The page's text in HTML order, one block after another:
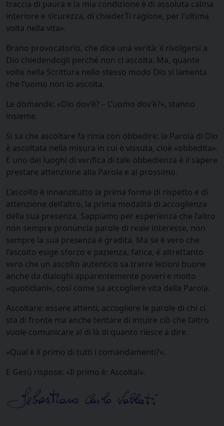
traccia di paura e la mia condizione è di assoluta calma
interiore e sicurezza, di chiederTi ragione, per l’ultima
volta nella vita».
Brano provocatorio, che dice una verità: il rivolgersi a
Dio chiedendogli perché non ci ascolta. Ma, quante
volte nella Scrittura nello stesso modo Dio si lamenta
che l’uomo non lo ascolta.
Le domande: «Dio dov’è? – L’uomo dov’è?», stanno
insieme.
Si sa che ascoltare fa rima con obbedire: la Parola di Dio
è ascoltata nella misura in cui è vissuta, cioè «obbedita».
E uno dei luoghi di verifica di tale obbedienza è il sapere
prestare attenzione alla Parola e al prossimo.
L’ascolto è innanzitutto la prima forma di rispetto e di
attenzione dell’altro, la prima modalità di accoglienza
della sua presenza. Sappiamo per esperienza che l’altro
non sempre pronuncia parole di reale interesse, non
sempre la sua presenza è gradita. Ma se è vero che
l’ascolto esige sforzo e pazienza, fatica, è altrettanto
vero che un ascolto autentico sa trarre lezioni buone
anche da dialoghi apparentemente poveri e molto
«quotidiani», così come sa accogliere vita della Parola.
Ascoltare: essere attenti, accogliere le parole di chi ci
sta di fronte ma anche tentare di intuire ciò che l‘altro
vuole comunicare al di là di quanto riesce a dire.
«Qual è il primo di tutti i comandamenti?».
E Gesù rispose: «Il primo è: Ascolta!».